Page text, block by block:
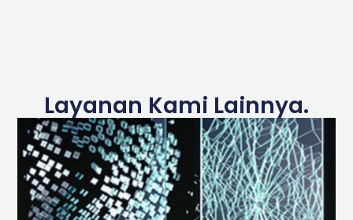
Layanan Kami Lainnya.